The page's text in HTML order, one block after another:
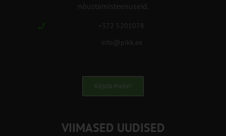
nõustamisteenuseid.
+372 5201078
info@pikk.ee
Kirjuta meile!
VIIMASED UUDISED